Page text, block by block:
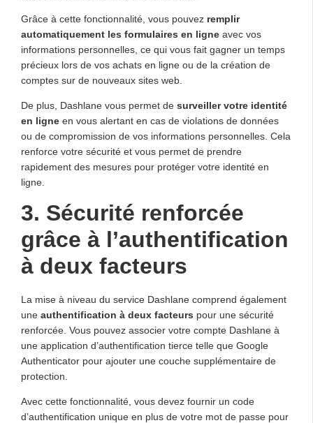
Grâce à cette fonctionnalité, vous pouvez remplir
automatiquement les formulaires en ligne avec vos
informations personnelles, ce qui vous fait gagner un temps
précieux lors de vos achats en ligne ou de la création de
comptes sur de nouveaux sites web.
De plus, Dashlane vous permet de surveiller votre identité
en ligne en vous alertant en cas de violations de données
ou de compromission de vos informations personnelles. Cela
renforce votre sécurité et vous permet de prendre
rapidement des mesures pour protéger votre identité en
ligne.
3. Sécurité renforcée
grâce à l’authentification
à deux facteurs
La mise à niveau du service Dashlane comprend également
une authentification à deux facteurs pour une sécurité
renforcée. Vous pouvez associer votre compte Dashlane à
une application d’authentification tierce telle que Google
Authenticator pour ajouter une couche supplémentaire de
protection.
Avec cette fonctionnalité, vous devez fournir un code
d’authentification unique en plus de votre mot de passe pour